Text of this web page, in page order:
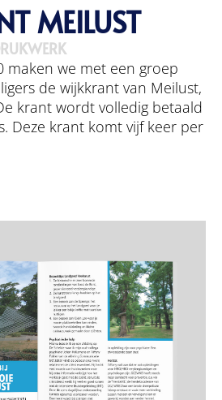
MEILUST
maken we met een groep
de wijkkrant van Meilust,
krant wordt volledig betaald
Deze krant komt vijf keer per